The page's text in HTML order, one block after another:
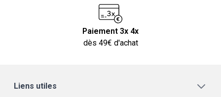
Paiement 3x 4x
dès 49€ d'achat
Liens utiles